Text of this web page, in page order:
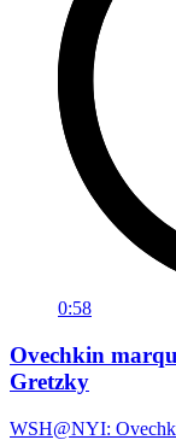
0:58
Ovechkin
Gretzky
WSH@NYI: